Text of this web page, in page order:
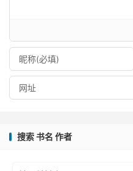
搜索 书名 作者